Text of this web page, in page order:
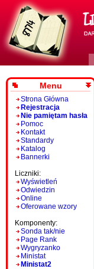
Menu
Strona Główna
Rejestracja
Nie pamiętam hasła
Pomoc
Kontakt
Standardy
Katalog
Bannerki
Liczniki:
Wyświetleń
Odwiedzin
Online
Oferowane wzory
Komponenty:
Sonda tak/nie
Page Rank
Wygryzanko
Ministat
Ministat2